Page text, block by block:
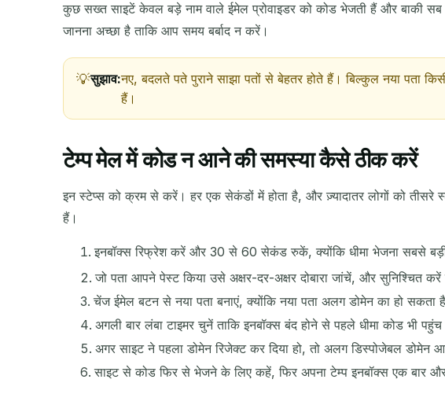
कुछ सख्त साइटें केवल बड़े नाम वाले ईमेल प्रोवाइडर को कोड भेजती हैं और बाकी सब
जानना अच्छा है ताकि आप समय बर्बाद न करें।
सुझाव:नए, बदलते पते पुराने साझा पतों से बेहतर होते हैं। बिल्कुल नया पता
हैं।
टेम्प मेल में कोड न आने की समस्या कैसे ठीक करें
इन स्टेप्स को क्रम से करें। हर एक सेकंडों में होता है, और ज़्यादातर लोगों को तीसरे
हैं।
इनबॉक्स रिफ्रेश करें और 30 से 60 सेकंड रुकें, क्योंकि धीमा भेजना सबसे
जो पता आपने पेस्ट किया उसे अक्षर-दर-अक्षर दोबारा जांचें, और सुनिश्चित
चेंज ईमेल बटन से नया पता बनाएं, क्योंकि नया पता अलग डोमेन का हो सकता
अगली बार लंबा टाइमर चुनें ताकि इनबॉक्स बंद होने से पहले धीमा कोड भी पहुंच
अगर साइट ने पहला डोमेन रिजेक्ट कर दिया हो, तो अलग डिस्पोजेबल डोमेन
साइट से कोड फिर से भेजने के लिए कहें, फिर अपना टेम्प इनबॉक्स एक बार